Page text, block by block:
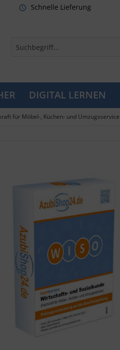
Schnelle Lieferung
DIGITAL LERNEN
für Möbel-, Küchen- und Umzugsservice